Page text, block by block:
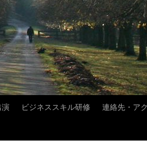
ビジネススキル研修
連絡先・ア